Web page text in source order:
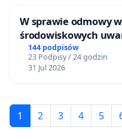
W sprawie odmowy
środowiskowych
zakładu
Ostrowiu
mieszkańców i
144 podpisów
23 Podpisy / 24 godzin
31 Jul 2026
1 2 3 4 5